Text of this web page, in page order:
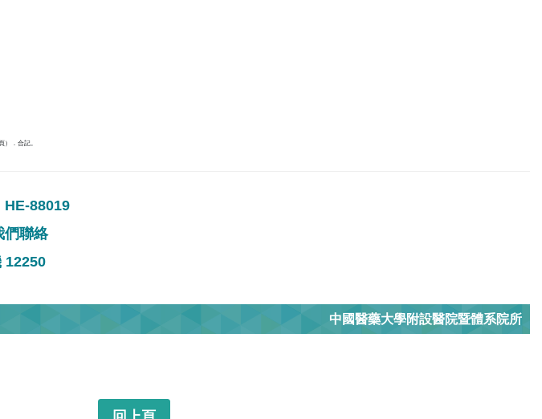
）．合記。
88019
們聯絡
12250
中國醫藥大學附設醫院暨體系院所